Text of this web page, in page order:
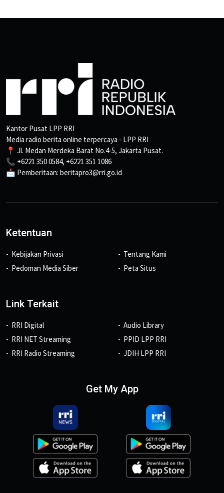
Kantor Pusat LPP RRI
Media radio berita online terpercaya - LPP RRI
📍 Jl. Medan Merdeka Barat No.4-5, Jakarta Pusat.
📞 +6221 350 0584, +6221 351 1086
📩 Pemberitaan: beritapro3@rri.go.id
Ketentuan
Kebijakan Privasi
Pedoman Media Siber
Tentang Kami
Peta Situs
Link Terkait
RRI Digital
RRI NET Streaming
RRI Radio Streaming
Audio Library
PPID LPP RRI
JDIH LPP RRI
Get My App